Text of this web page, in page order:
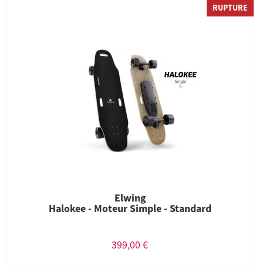
RUPTURE
Elwing
Halokee - Moteur Simple - Standard
399,00 €